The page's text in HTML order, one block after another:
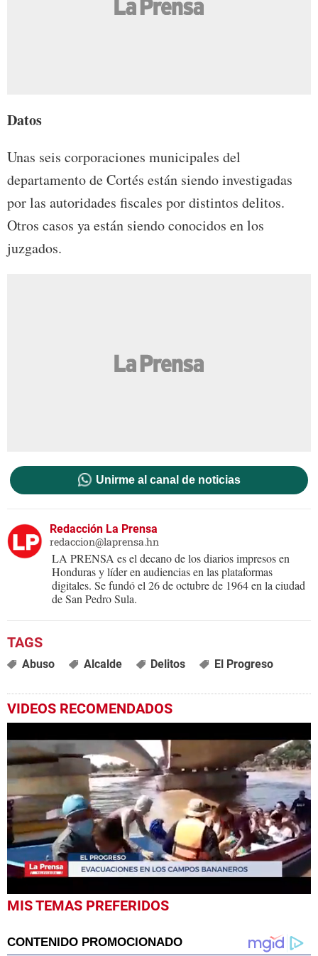
Datos
Unas seis corporaciones municipales del
departamento de Cortés están siendo investigadas
por las autoridades fiscales por distintos delitos.
Otros casos ya están siendo conocidos en los
juzgados.
Unirme al canal de noticias
Redacción La Prensa
redaccion@laprensa.hn
LA PRENSA es el decano de los diarios impresos en
Honduras y líder en audiencias en las plataformas
digitales. Se fundó el 26 de octubre de 1964 en la ciudad
de San Pedro Sula.
Abuso Alcalde Delitos El Progreso
VIDEOS RECOMENDADOS
0
seconds
minutes,
MIS TEMAS PREFERIDOS